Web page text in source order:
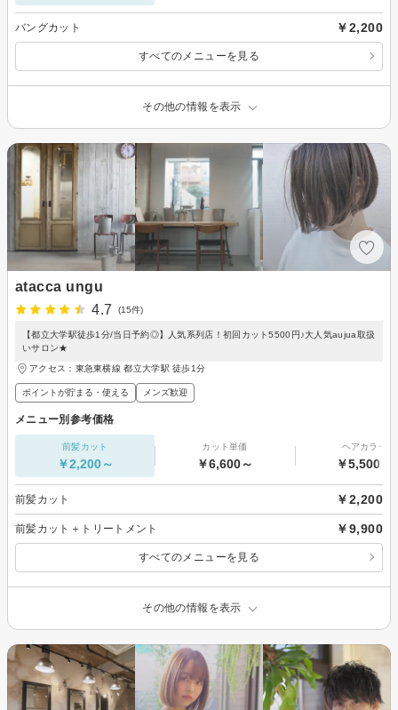
バングカット ￥2,200
すべてのメニューを見る
その他の情報を表示
atacca ungu
4.7
(15件)
【都立大学駅徒歩1分/当日予約◎】人気系列店！初回カット5500円♪大人気aujua取扱
いサロン★
アクセス：東急東横線 都立大学駅 徒歩1分
ポイントが貯まる・使える メンズ歓迎
メニュー別参考価格
前髪カット
￥2,200～
カット単価
￥6,600～
ヘアカラー
￥5,500～
前髪カット ￥2,200
前髪カット＋トリートメント ￥9,900
すべてのメニューを見る
その他の情報を表示